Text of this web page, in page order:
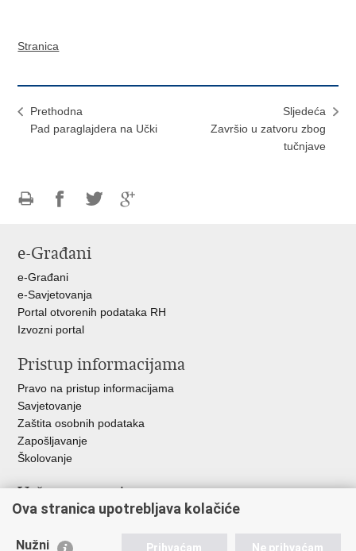
Stranica
Prethodna
Pad paraglajdera na Učki
Sljedeća
Završio u zatvoru zbog
tučnjave
FacebookuTwitteru
e-Građani
e-Građani
e-Savjetovanja
Portal otvorenih podataka RH
Izvozni portal
Pristup informacijama
Pravo na pristup informacijama
Savjetovanje
Zaštita osobnih podataka
Zapošljavanje
Školovanje
Važne poveznice
Ministarstvo unutarnjih poslova
Ova stranica upotrebljava kolačiće
Nužni Prihvaćam Ne prihvaćam